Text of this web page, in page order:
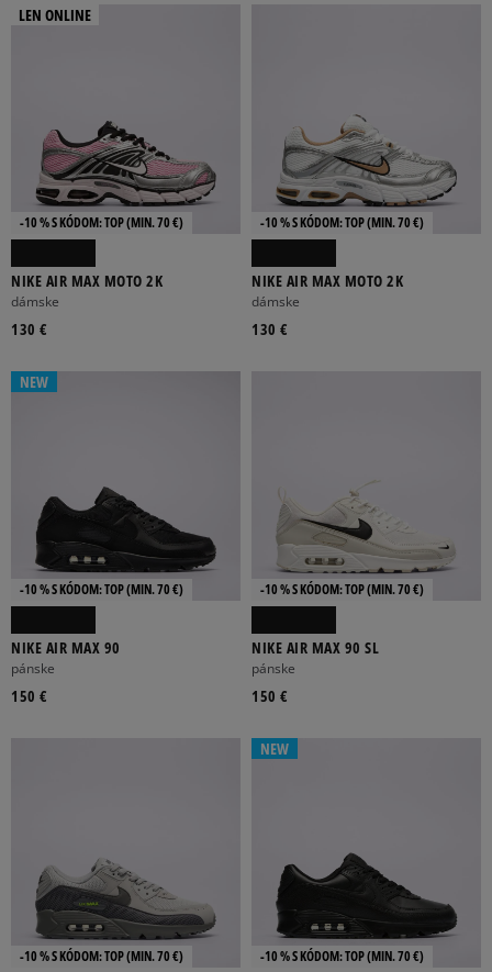
ODSTRÁNIŤ VYBRANÉ
LEN ONLINE
-10 % S KÓDOM: TOP (MIN. 70 €)
NIKE AIR MAX MOTO 2K
dámske
130 €
-10 % S KÓDOM: TOP (MIN. 70 €)
NIKE AIR MAX MOTO 2K
dámske
130 €
NEW
-10 % S KÓDOM: TOP (MIN. 70 €)
NIKE AIR MAX 90
pánske
150 €
-10 % S KÓDOM: TOP (MIN. 70 €)
NIKE AIR MAX 90 SL
pánske
150 €
-10 % S KÓDOM: TOP (MIN. 70 €)
NEW
-10 % S KÓDOM: TOP (MIN. 70 €)